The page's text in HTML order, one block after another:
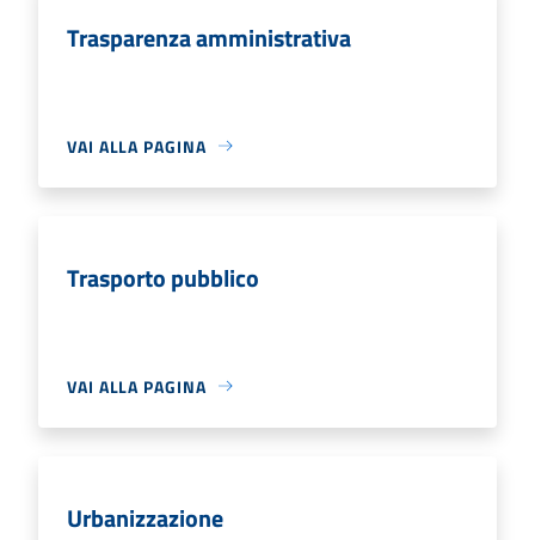
Trasparenza amministrativa
VAI ALLA PAGINA
Trasporto pubblico
VAI ALLA PAGINA
Urbanizzazione